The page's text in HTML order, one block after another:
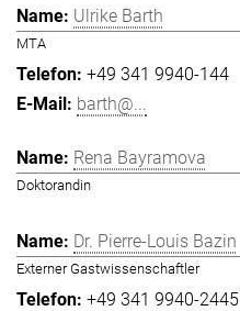
Ulrike Barth
MTA
+49 341 9940-144
barth@...
Rena Bayramova
Doktorandin
Dr. Pierre-Louis Bazin
Externer Gastwissenschaftler
+49 341 9940-2445